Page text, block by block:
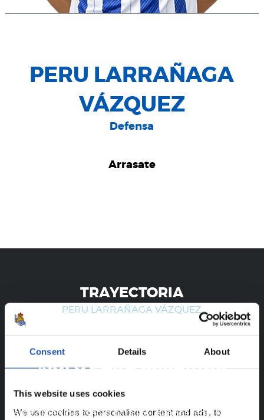
Consent Details About
This website uses cookies
We use cookies to personalise content and ads, to
PERU LARRAÑAGA
VÁZQUEZ
Defensa
Arrasate
TRAYECTORIA
PERU LARRAÑAGA VÁZQUEZ
¡SOLO PARA USUARIOS
Este contenido es solo para los usuarios registrados en